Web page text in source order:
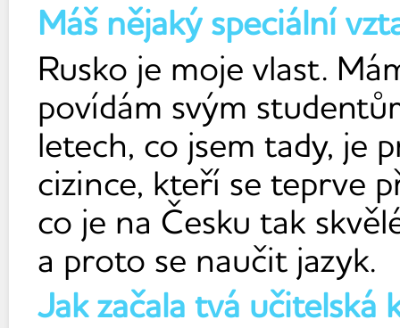
Máš nějaký speciální
Rusko je moje vlast.
povídám svým
letech, co jsem tady, je
cizince, kteří se teprve
co je na Česku tak
a proto se naučit jazyk.
Jak začala tvá